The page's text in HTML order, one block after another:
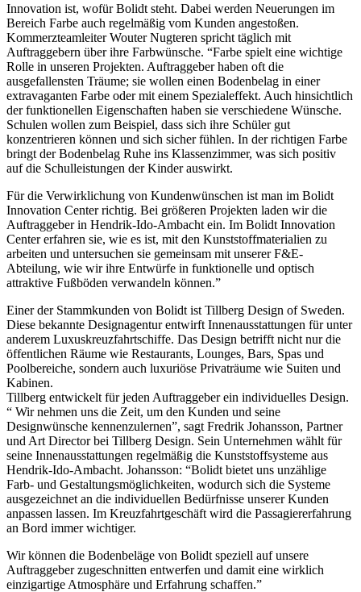
Innovation ist, wofür Bolidt steht. Dabei werden Neuerungen im
Bereich Farbe auch regelmäßig vom Kunden angestoßen.
Kommerzteamleiter Wouter Nugteren spricht täglich mit
Auftraggebern über ihre Farbwünsche. “Farbe spielt eine wichtige
Rolle in unseren Projekten. Auftraggeber haben oft die
ausgefallensten Träume; sie wollen einen Bodenbelag in einer
extravaganten Farbe oder mit einem Spezialeffekt. Auch hinsichtlich
der funktionellen Eigenschaften haben sie verschiedene Wünsche.
Schulen wollen zum Beispiel, dass sich ihre Schüler gut
konzentrieren können und sich sicher fühlen. In der richtigen Farbe
bringt der Bodenbelag Ruhe ins Klassenzimmer, was sich positiv
auf die Schulleistungen der Kinder auswirkt.
Für die Verwirklichung von Kundenwünschen ist man im Bolidt
Innovation Center richtig. Bei größeren Projekten laden wir die
Auftraggeber in Hendrik-Ido-Ambacht ein. Im Bolidt Innovation
Center erfahren sie, wie es ist, mit den Kunststoffmaterialien zu
arbeiten und untersuchen sie gemeinsam mit unserer F&E-
Abteilung, wie wir ihre Entwürfe in funktionelle und optisch
attraktive Fußböden verwandeln können.”
Einer der Stammkunden von Bolidt ist Tillberg Design of Sweden.
Diese bekannte Designagentur entwirft Innenausstattungen für unter
anderem Luxuskreuzfahrtschiffe. Das Design betrifft nicht nur die
öffentlichen Räume wie Restaurants, Lounges, Bars, Spas und
Poolbereiche, sondern auch luxuriöse Privaträume wie Suiten und
Kabinen.
Tillberg entwickelt für jeden Auftraggeber ein individuelles Design.
“ Wir nehmen uns die Zeit, um den Kunden und seine
Designwünsche kennenzulernen”, sagt Fredrik Johansson, Partner
und Art Director bei Tillberg Design. Sein Unternehmen wählt für
seine Innenausstattungen regelmäßig die Kunststoffsysteme aus
Hendrik-Ido-Ambacht. Johansson: “Bolidt bietet uns unzählige
Farb- und Gestaltungsmöglichkeiten, wodurch sich die Systeme
ausgezeichnet an die individuellen Bedürfnisse unserer Kunden
anpassen lassen. Im Kreuzfahrtgeschäft wird die Passagiererfahrung
an Bord immer wichtiger.
Wir können die Bodenbeläge von Bolidt speziell auf unsere
Auftraggeber zugeschnitten entwerfen und damit eine wirklich
einzigartige Atmosphäre und Erfahrung schaffen.”